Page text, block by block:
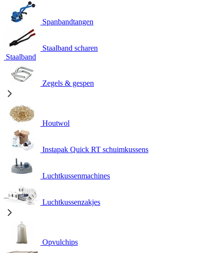
Spanbandtangen
Staalband scharen
Staalband
Zegels & gespen
Houtwol
Instapak Quick RT schuimkussens
Luchtkussenmachines
Luchtkussenzakjes
Opvulchips